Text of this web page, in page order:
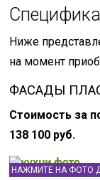
Ниже
на момент
ФАСАДЫ
Стоимость за
138 100 руб.
НАЖМИТЕ НА ФОТО